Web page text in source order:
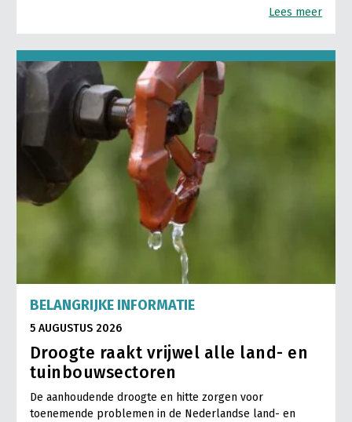
Lees meer
BELANGRIJKE INFORMATIE
5 AUGUSTUS 2026
Droogte raakt vrijwel alle land- en
tuinbouwsectoren
De aanhoudende droogte en hitte zorgen voor
toenemende problemen in de Nederlandse land- en